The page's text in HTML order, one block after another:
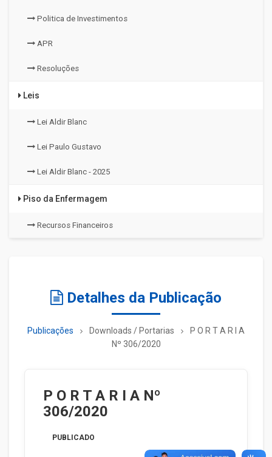
Politica de Investimentos
APR
Resoluções
Leis
Lei Aldir Blanc
Lei Paulo Gustavo
Lei Aldir Blanc - 2025
Piso da Enfermagem
Recursos Financeiros
Detalhes da Publicação
Publicações Downloads / Portarias
P O R T A R I A
Nº 306/2020
P O R T A R I A Nº
306/2020
PUBLICADO